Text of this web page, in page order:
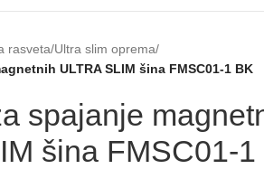
rasveta/Ultra slim oprema/
ULTRA SLIM šina FMSC01-⁠1 BK
spajanje
šina FMSC01-⁠1